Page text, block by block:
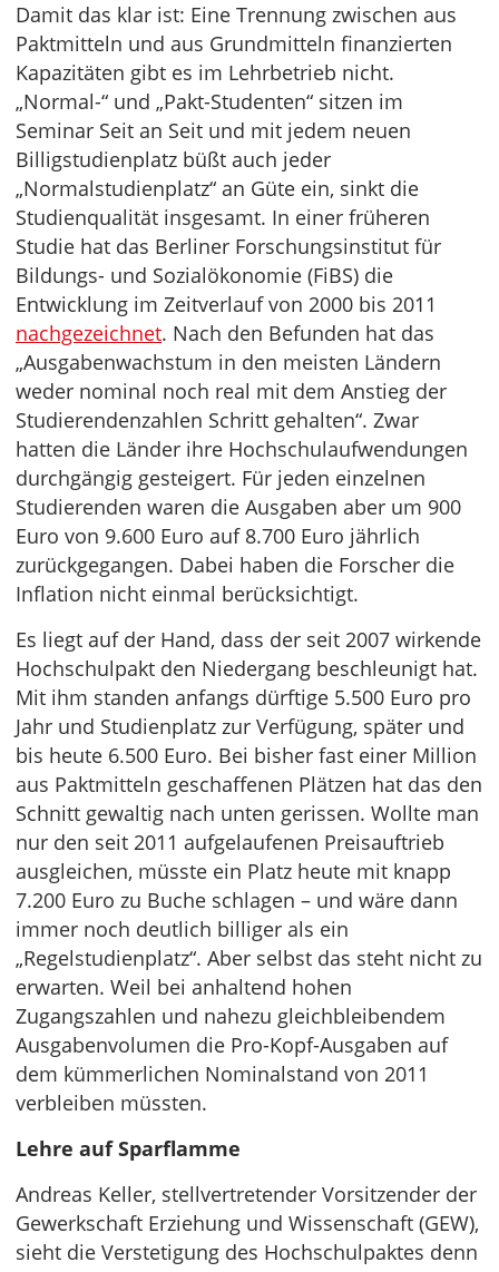
Damit das klar ist: Eine Trennung zwischen aus
Paktmitteln und aus Grundmitteln finanzierten
Kapazitäten gibt es im Lehrbetrieb nicht.
„Normal-“ und „Pakt-Studenten“ sitzen im
Seminar Seit an Seit und mit jedem neuen
Billigstudienplatz büßt auch jeder
„Normalstudienplatz“ an Güte ein, sinkt die
Studienqualität insgesamt. In einer früheren
Studie hat das Berliner Forschungsinstitut für
Bildungs- und Sozialökonomie (FiBS) die
Entwicklung im Zeitverlauf von 2000 bis 2011
nachgezeichnet. Nach den Befunden hat das
„Ausgabenwachstum in den meisten Ländern
weder nominal noch real mit dem Anstieg der
Studierendenzahlen Schritt gehalten“. Zwar
hatten die Länder ihre Hochschulaufwendungen
durchgängig gesteigert. Für jeden einzelnen
Studierenden waren die Ausgaben aber um 900
Euro von 9.600 Euro auf 8.700 Euro jährlich
zurückgegangen. Dabei haben die Forscher die
Inflation nicht einmal berücksichtigt.
Es liegt auf der Hand, dass der seit 2007 wirkende
Hochschulpakt den Niedergang beschleunigt hat.
Mit ihm standen anfangs dürftige 5.500 Euro pro
Jahr und Studienplatz zur Verfügung, später und
bis heute 6.500 Euro. Bei bisher fast einer Million
aus Paktmitteln geschaffenen Plätzen hat das den
Schnitt gewaltig nach unten gerissen. Wollte man
nur den seit 2011 aufgelaufenen Preisauftrieb
ausgleichen, müsste ein Platz heute mit knapp
7.200 Euro zu Buche schlagen – und wäre dann
immer noch deutlich billiger als ein
„Regelstudienplatz“. Aber selbst das steht nicht zu
erwarten. Weil bei anhaltend hohen
Zugangszahlen und nahezu gleichbleibendem
Ausgabenvolumen die Pro-Kopf-Ausgaben auf
dem kümmerlichen Nominalstand von 2011
verbleiben müssten.
Lehre auf Sparflamme
Andreas Keller, stellvertretender Vorsitzender der
Gewerkschaft Erziehung und Wissenschaft (GEW),
sieht die Verstetigung des Hochschulpaktes denn